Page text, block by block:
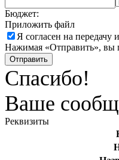
Бюджет:
Приложить файл
Я согласен на передачу
Нажимая «Отправить», вы
Отправить
Спасибо!
Ваше
Реквизиты